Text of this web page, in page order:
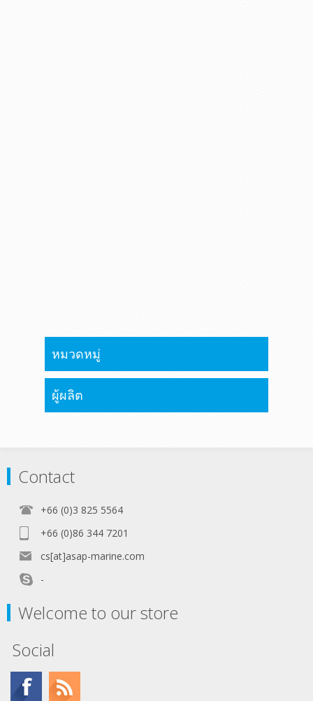
หมวดหมู่
ผู้ผลิต
Contact
+66 (0)3 825 5564
+66 (0)86 344 7201
cs[at]asap-marine.com
-
Welcome to our store
Social